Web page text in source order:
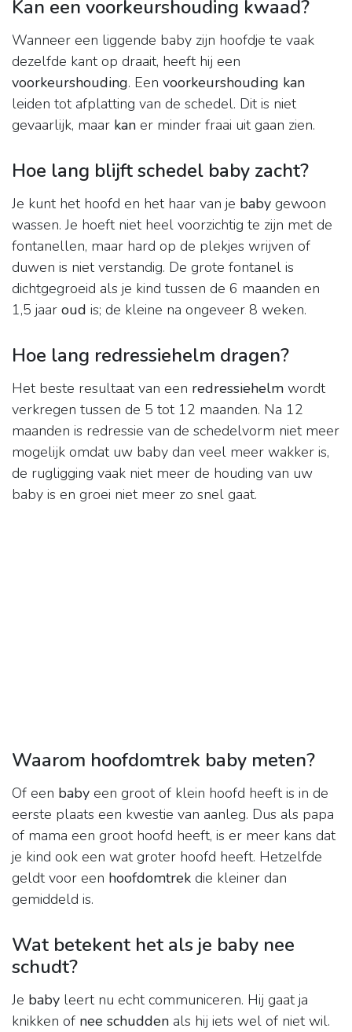
Kan een voorkeurshouding kwaad?
Wanneer een liggende baby zijn hoofdje te vaak
dezelfde kant op draait, heeft hij een
voorkeurshouding. Een voorkeurshouding kan
leiden tot afplatting van de schedel. Dit is niet
gevaarlijk, maar kan er minder fraai uit gaan zien.
Hoe lang blijft schedel baby zacht?
Je kunt het hoofd en het haar van je baby gewoon
wassen. Je hoeft niet heel voorzichtig te zijn met de
fontanellen, maar hard op de plekjes wrijven of
duwen is niet verstandig. De grote fontanel is
dichtgegroeid als je kind tussen de 6 maanden en
1,5 jaar oud is; de kleine na ongeveer 8 weken.
Hoe lang redressiehelm dragen?
Het beste resultaat van een redressiehelm wordt
verkregen tussen de 5 tot 12 maanden. Na 12
maanden is redressie van de schedelvorm niet meer
mogelijk omdat uw baby dan veel meer wakker is,
de rugligging vaak niet meer de houding van uw
baby is en groei niet meer zo snel gaat.
Waarom hoofdomtrek baby meten?
Of een baby een groot of klein hoofd heeft is in de
eerste plaats een kwestie van aanleg. Dus als papa
of mama een groot hoofd heeft, is er meer kans dat
je kind ook een wat groter hoofd heeft. Hetzelfde
geldt voor een hoofdomtrek die kleiner dan
gemiddeld is.
Wat betekent het als je baby nee
schudt?
Je baby leert nu echt communiceren. Hij gaat ja
knikken of nee schudden als hij iets wel of niet wil.